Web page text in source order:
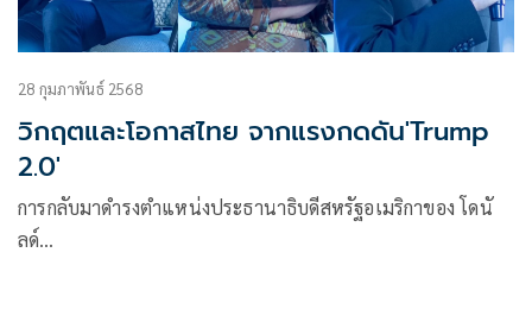
28 กุมภาพันธ์ 2568
วิกฤตและโอกาสไทย จากแรงกดดัน'Trump
2.0'
การกลับมาดำรงตำแหน่งประธานาธิบดีสหรัฐอเมริกาของ โดนั
ลด์…